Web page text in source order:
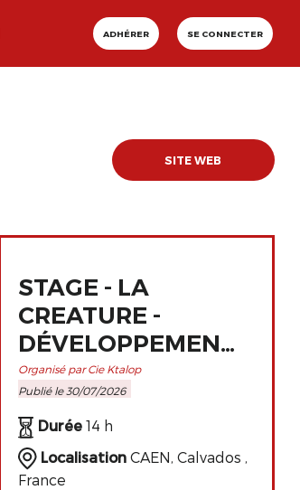
ADHÉRER SE CONNECTER
SITE WEB
STAGE - LA
CREATURE -
DÉVELOPPEMENT
ET
PERFECTIONNEMENT
DE L'ART
CLOWNESQUE
Organisé par Cie Ktalop
Publié le 30/07/2026
Durée14 h
LocalisationCAEN, Calvados ,
France